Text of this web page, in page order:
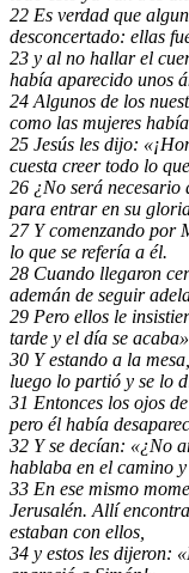
22 Es verdad que
desconcertado: ellas
23 y al no hallar el
había aparecido unos
24 Algunos de los
como las mujeres
25 Jesús les dijo:
cuesta creer todo lo
26 ¿No será necesario
para entrar en su
27 Y comenzando por
lo que se refería a él.
28 Cuando llegaron
ademán de seguir
29 Pero ellos le
tarde y el día se
30 Y estando a la
luego lo partió y se lo
31 Entonces los ojos
pero él había
32 Y se decían: «¿No
hablaba en el camino
33 En ese mismo
Jerusalén. Allí
estaban con ellos,
34 y estos les dijeron: